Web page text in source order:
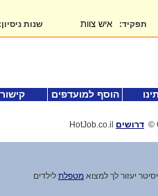
תפקיד: איש צוות שנות ניסיון:
הוסף למועדפים
© דרושים
יעזור לך למצוא מטפלת לילדים